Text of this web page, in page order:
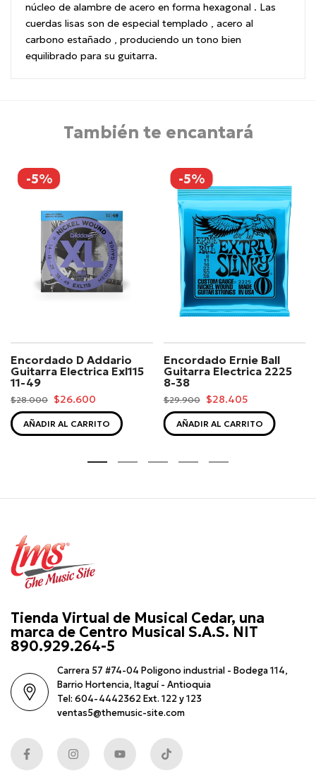
núcleo de alambre de acero en forma hexagonal . Las
cuerdas lisas son de especial templado , acero al
carbono estañado , produciendo un tono bien
equilibrado para su guitarra.
También te encantará
-5%
Encordado D Addario
Guitarra Electrica Exl115
11-49
$28.000 $26.600
AÑADIR AL CARRITO
-5%
Encordado Ernie Ball
Guitarra Electrica 2225
8-38
$29.900 $28.405
AÑADIR AL CARRITO
Tienda Virtual de Musical Cedar, una
marca de Centro Musical S.A.S. NIT
890.929.264-5
Carrera 57 #74-04 Poligono industrial - Bodega 114,
Barrio Hortencia, Itaguí - Antioquia
Tel: 604-4442362 Ext. 122 y 123
ventas5@themusic-site.com